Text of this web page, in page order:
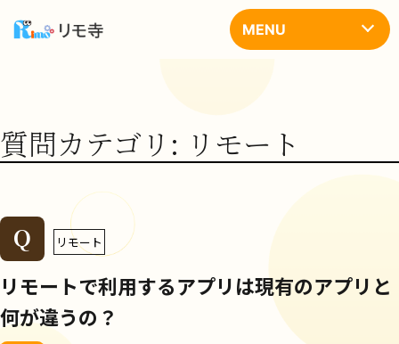
ッ
プ
MENU
質問カテゴリ: リモート
Q リモート
リモートで利用するアプリは現有のアプリと
何が違うの？